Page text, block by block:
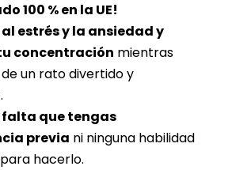
100 % en la UE!
estrés y la ansiedad y
concentración mientras
un rato divertido y
falta que tengas
previa ni ninguna habilidad
hacerlo.